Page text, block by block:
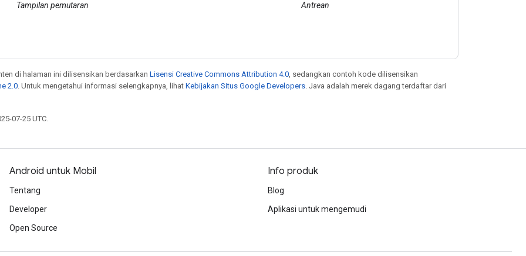
Tampilan pemutaran Antrean
di halaman ini dilisensikan berdasarkan Lisensi Creative Commons Attribution 4.0, sedangkan contoh kode dilisensikan
2.0. Untuk mengetahui informasi selengkapnya, lihat Kebijakan Situs Google Developers. Java adalah merek dagang terdaftar dari
07-25 UTC.
Android untuk Mobil
Tentang
Developer
Open Source
Info produk
Blog
Aplikasi untuk mengemudi